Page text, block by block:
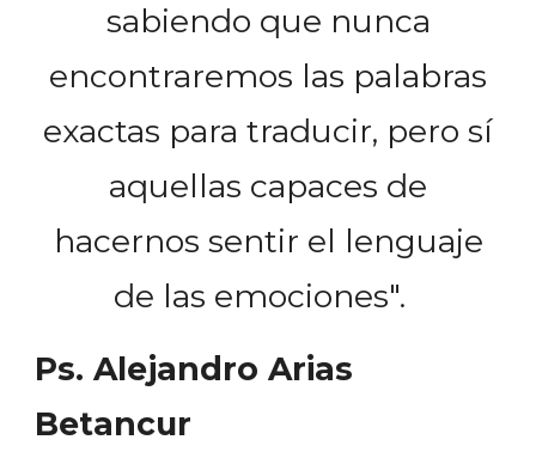
sabiendo que nunca
encontraremos las palabras
exactas para traducir, pero sí
aquellas capaces de
hacernos sentir el lenguaje
de las emociones".
Ps. Alejandro Arias
Betancur